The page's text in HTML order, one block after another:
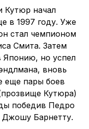
Кутюр начал
в 1997 году. Уже
стал чемпионом
Смита. Затем
Японию, но успел
вновь
еще пары боев
Кутюра)
победив Педро
Джошу Барнетту.